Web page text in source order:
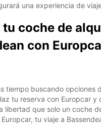
una experiencia de
tu coche de
con
tiempo buscando opciones
tu reserva con Europcar y
libertad que solo un coche
tu viaje a